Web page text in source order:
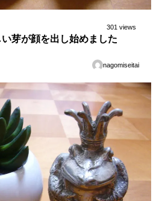
301 views
芽が顔を出し始めました
nagomiseitai